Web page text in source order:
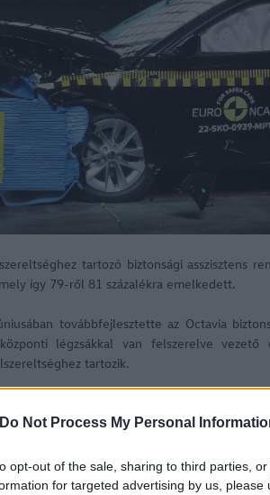
Do Not Process My Personal
opt-out of the sale, sharing to third parties,
for targeted advertising by us,
tartozó biztonsági asszisztens
így 79-ről 81 százalékra emelkedett.
továbbfejlesztette az Octavia
légzsákkal van felszerelve
tartozik.